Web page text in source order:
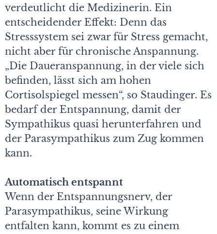
verdeutlicht die Medizinerin. Ein
entscheidender Effekt: Denn das
Stresssystem sei zwar für Stress gemacht,
nicht aber für chronische Anspannung.
„Die Daueranspannung, in der viele sich
befinden, lässt sich am hohen
Cortisolspiegel messen“, so Staudinger. Es
bedarf der Entspannung, damit der
Sympathikus quasi herunterfahren und
der Parasympathikus zum Zug kommen
kann.
Automatisch entspannt
Wenn der Entspannungsnerv, der
Parasympathikus, seine Wirkung
entfalten kann, kommt es zu einem